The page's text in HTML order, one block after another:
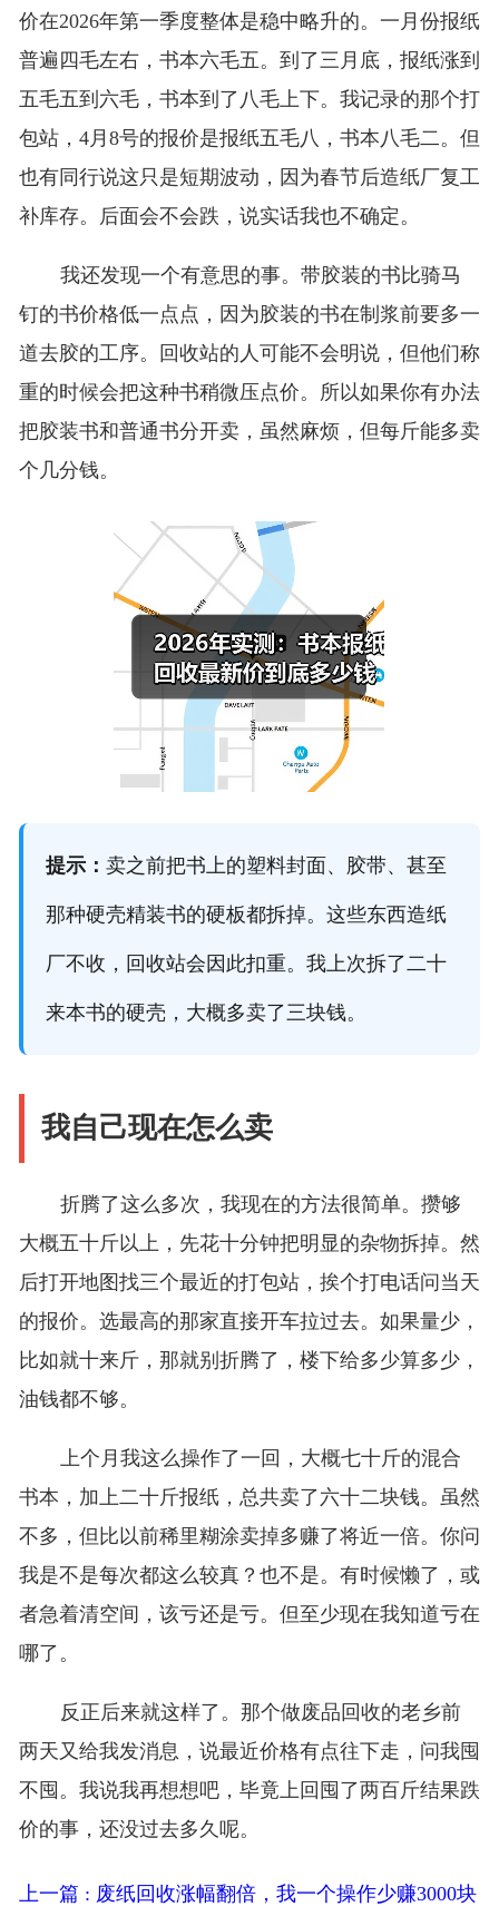
价在2026年第一季度整体是稳中略升的。一月份报纸
普遍四毛左右，书本六毛五。到了三月底，报纸涨到
五毛五到六毛，书本到了八毛上下。我记录的那个打
包站，4月8号的报价是报纸五毛八，书本八毛二。但
也有同行说这只是短期波动，因为春节后造纸厂复工
补库存。后面会不会跌，说实话我也不确定。
我还发现一个有意思的事。带胶装的书比骑马
钉的书价格低一点点，因为胶装的书在制浆前要多一
道去胶的工序。回收站的人可能不会明说，但他们称
重的时候会把这种书稍微压点价。所以如果你有办法
把胶装书和普通书分开卖，虽然麻烦，但每斤能多卖
个几分钱。
提示： 卖之前把书上的塑料封面、胶带、甚至
那种硬壳精装书的硬板都拆掉。这些东西造纸
厂不收，回收站会因此扣重。我上次拆了二十
来本书的硬壳，大概多卖了三块钱。
我自己现在怎么卖
折腾了这么多次，我现在的方法很简单。攒够
大概五十斤以上，先花十分钟把明显的杂物拆掉。然
后打开地图找三个最近的打包站，挨个打电话问当天
的报价。选最高的那家直接开车拉过去。如果量少，
比如就十来斤，那就别折腾了，楼下给多少算多少，
油钱都不够。
上个月我这么操作了一回，大概七十斤的混合
书本，加上二十斤报纸，总共卖了六十二块钱。虽然
不多，但比以前稀里糊涂卖掉多赚了将近一倍。你问
我是不是每次都这么较真？也不是。有时候懒了，或
者急着清空间，该亏还是亏。但至少现在我知道亏在
哪了。
反正后来就这样了。那个做废品回收的老乡前
两天又给我发消息，说最近价格有点往下走，问我囤
不囤。我说我再想想吧，毕竟上回囤了两百斤结果跌
价的事，还没过去多久呢。
上一篇 : 废纸回收涨幅翻倍，我一个操作少赚3000块